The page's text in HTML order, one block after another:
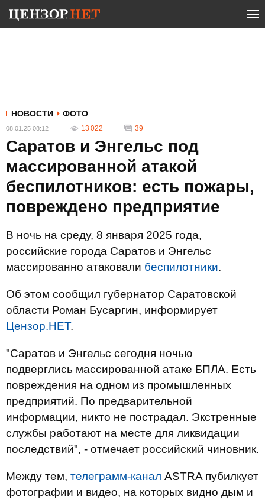
НОВОСТИ ФОТО
08.01.25 08:12 13 022 39
Саратов и Энгельс под
массированной атакой
беспилотников: есть пожары,
повреждено предприятие
В ночь на среду, 8 января 2025 года,
российские города Саратов и Энгельс
массированно атаковали беспилотники.
Об этом сообщил губернатор Саратовской
области Роман Бусаргин, информирует
Цензор.НЕТ.
"Саратов и Энгельс сегодня ночью
подверглись массированной атаке БПЛА. Есть
повреждения на одном из промышленных
предприятий. По предварительной
информации, никто не пострадал. Экстренные
службы работают на месте для ликвидации
последствий", - отмечает российский чиновник.
Между тем, телеграмм-канал ASTRA пубилкует
фотографии и видео, на которых видно дым и